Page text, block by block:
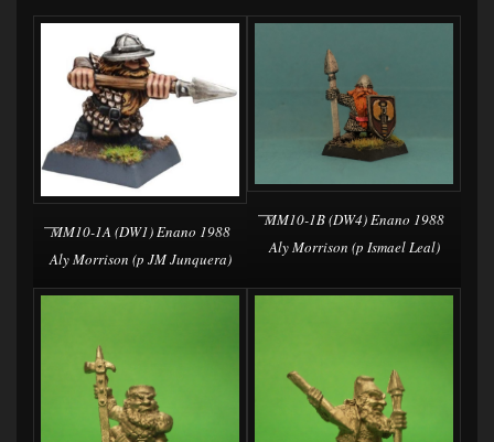
MM10-1A (DW1) Enano 1988
Aly Morrison (p JM Junquera)
MM10-1B (DW4) Enano 1988
Aly Morrison (p Ismael Leal)